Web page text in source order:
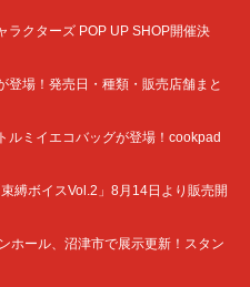
ラクターズ POP UP SHOP開催決
場！発売日・種類・販売店舗まと
ルミイエコバッグが登場！cookpad
縛ボイスVol.2」8月14日より販売開
ホール、沼津市で展示更新！スタン